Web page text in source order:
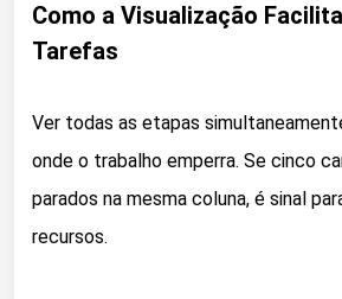
Como a Visualização
Tarefas
Ver todas as etapas
onde o trabalho emperra. Se cinco
parados na mesma coluna, é sinal
recursos.